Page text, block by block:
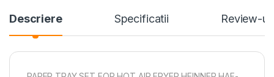
Descriere Specificatii Review-uri